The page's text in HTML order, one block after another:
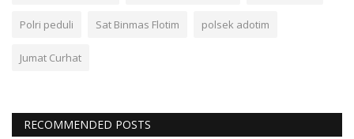
Polri peduli Sat Binmas Flotim polsek adotim
Jumat Curhat
RECOMMENDED POSTS